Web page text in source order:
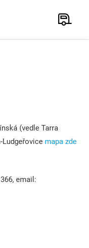
Hledat
(vedle Tarra
Ludgeřovice mapa zde
email: